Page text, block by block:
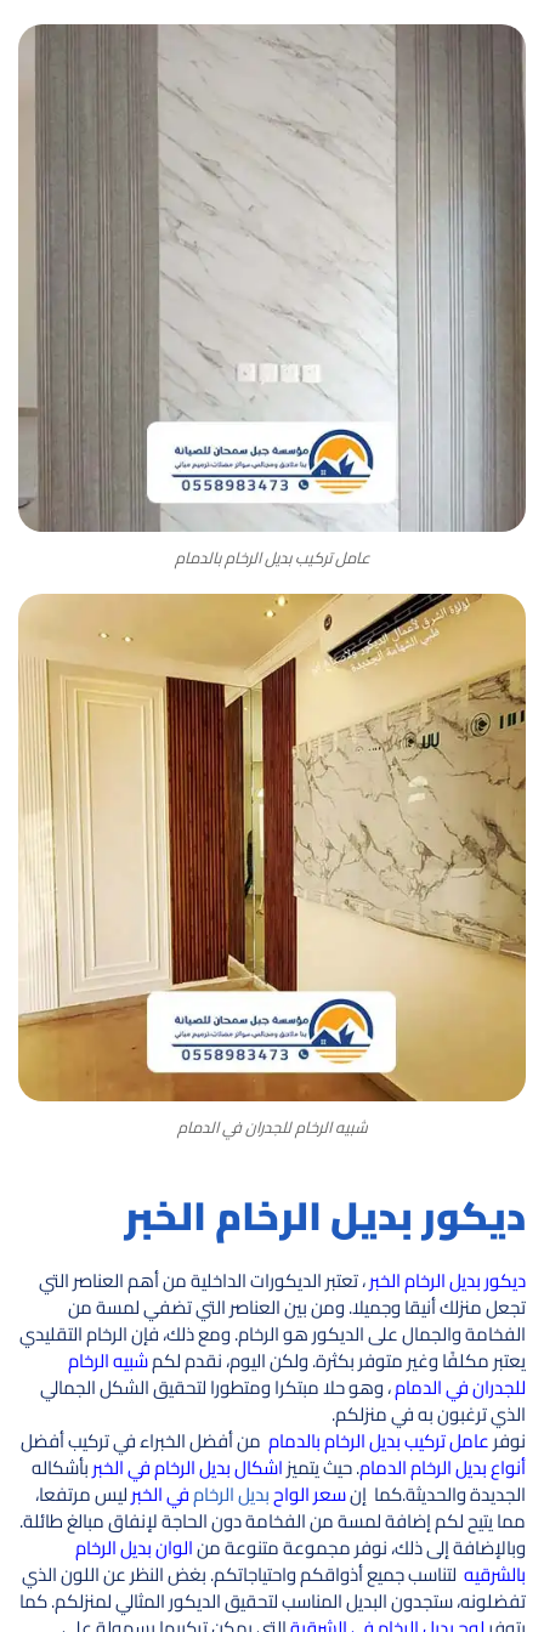
عامل تركيب بديل الرخام بالدمام
شبيه الرخام للجدران في الدمام
ديكور بديل الرخام الخبر
ديكور بديل الرخام الخبر، تعتبر الديكورات الداخلية من أهم العناصر التي
تجعل منزلك أنيقا وجميلا. ومن بين العناصر التي تضفي لمسة من
الفخامة والجمال على الديكور هو الرخام. ومع ذلك، فإن الرخام التقليدي
يعتبر مكلفًا وغير متوفر بكثرة. ولكن اليوم، نقدم لكمشبيه الرخام
للجدران في الدمام، وهو حلا مبتكرا ومتطورا لتحقيق الشكل الجمالي
الذي ترغبون به في منزلكم.
نوفرعامل تركيب بديل الرخام بالدمام من أفضل الخبراء في تركيب أفضل
أنواع بديل الرخام الدمام. حيث يتميزاشكال بديل الرخام في الخبربأشكاله
الجديدة والحديثة.كما إنسعر الواحبديل الرخامفي الخبرليس مرتفعا،
مما يتيح لكم إضافة لمسة من الفخامة دون الحاجة لإنفاق مبالغ طائلة.
وبالإضافة إلى ذلك، نوفر مجموعة متنوعة منالوان بديل الرخام
بالشرقيه لتناسب جميع أذواقكم واحتياجاتكم. بغض النظر عن اللون الذي
تفضلونه، ستجدون البديل المناسب لتحقيق الديكور المثالي لمنزلكم. كما